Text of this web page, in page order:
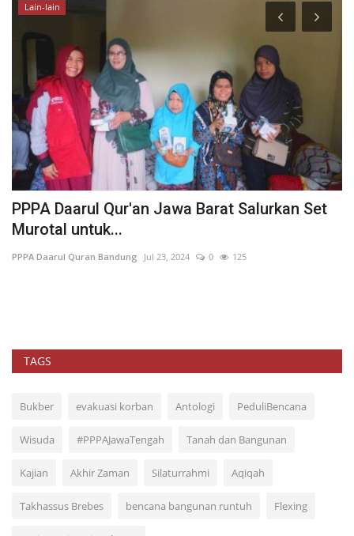
Lain-lain
PPPA Daarul Qur'an Jawa Barat Salurkan Set
Murotal untuk...
PPPA Daarul Quran Bandung Jul 23, 2024 0 125
TAGS
Bukber evakuasi korban Antologi PeduliBencana
Wisuda #PPPAJawaTengah Tanah dan Bangunan
Kajian Akhir Zaman Silaturrahmi Aqiqah
Takhassus Brebes bencana bangunan runtuh Flexing